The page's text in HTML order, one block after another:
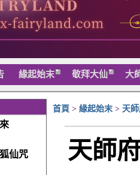
緣起始末 敬拜大仙 大
仙咒
首頁 > 緣起始末 > 天
天師